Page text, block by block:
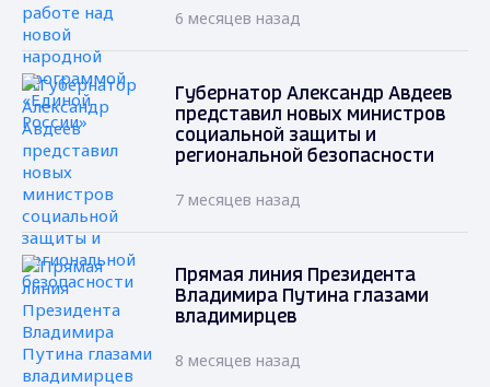
6 месяцев назад
Губернатор Александр Авдеев
представил новых министров
социальной защиты и
региональной безопасности
7 месяцев назад
Прямая линия Президента
Владимира Путина глазами
владимирцев
8 месяцев назад